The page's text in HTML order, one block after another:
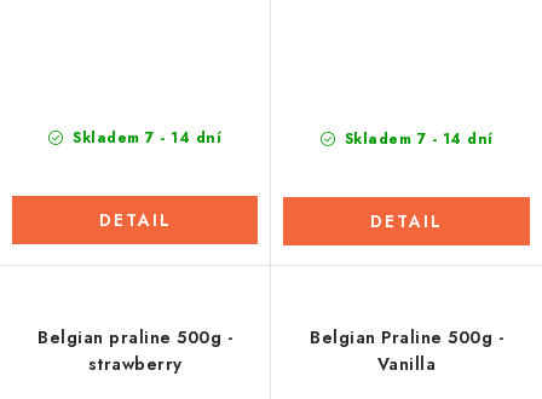
Skladem 7 - 14 dní
DETAIL
Skladem 7 - 14 dní
DETAIL
Belgian praline 500g -
strawberry
Belgian Praline 500g -
Vanilla